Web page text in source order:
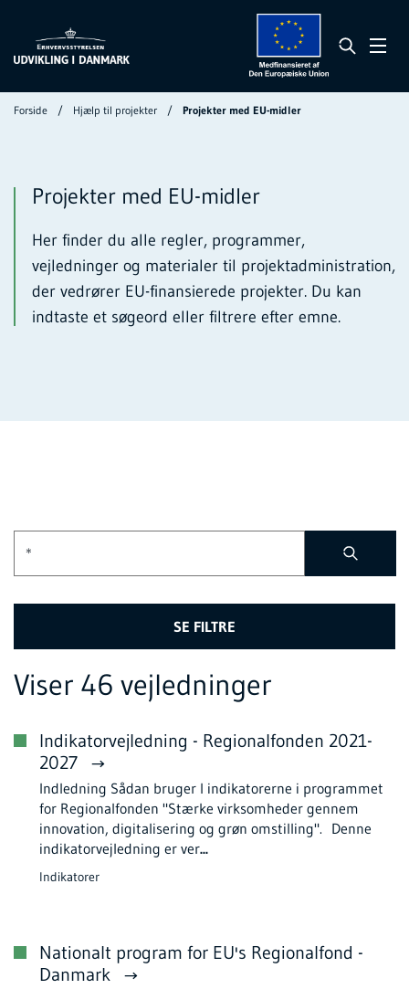
Forside Hjælp til projekter Projekter med EU-midler
Projekter med EU-midler
Her finder du alle regler, programmer,
vejledninger og materialer til projektadministration,
der vedrører EU-finansierede projekter. Du kan
indtaste et søgeord eller filtrere efter emne.
SE FILTRE
Viser 46 vejledninger
Indikatorvejledning - Regionalfonden 2021-
2027
Indledning Sådan bruger I indikatorerne i programmet
for Regionalfonden "Stærke virksomheder gennem
innovation, digitalisering og grøn omstilling". Denne
indikatorvejledning er ver...
Indikatorer
Nationalt program for EU's Regionalfond -
Danmark